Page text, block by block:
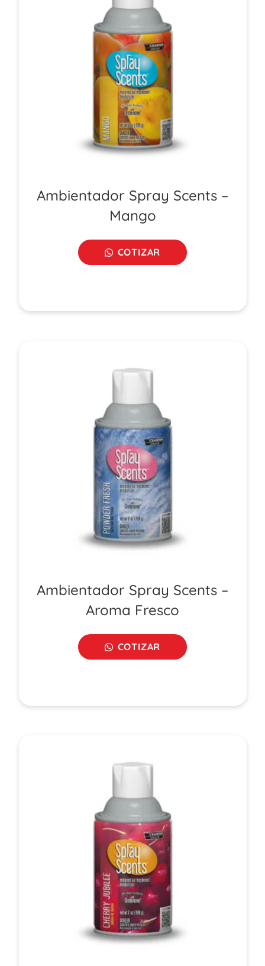
Ambientador Spray Scents –
Mango
COTIZAR
Ambientador Spray Scents –
Aroma Fresco
COTIZAR